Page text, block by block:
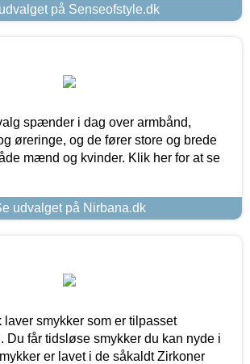
på Senseofstyle.dk
spænder i dag over armbånd,
øreringe, og de fører store og brede
mænd og kvinder. Klik her for at se
udvalget på Nirbana.dk
laver smykker som er tilpasset
Du får tidsløse smykker du kan nyde i
er lavet i de såkaldt Zirkoner